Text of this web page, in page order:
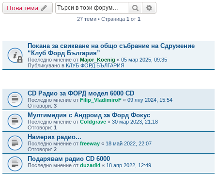
Нова тема Търсене
27 теми • Страница 1 от 1
Покана за свикване на общо събрание на Сдружение
“Клуб Форд България”
Последно мнение от Major_Koenig « 05 мар 2025, 09:35
Публикувано в КЛУБ ФОРД БЪЛГАРИЯ
CD Радио за ФОРД модел 6000 CD
Последно мнение от Filip_VladimiroF « 09 яну 2024, 15:54
Отговори: 3
Мултимедия с Андроид за Форд Фокус
Последно мнение от Coldgrave « 30 мар 2023, 21:18
Отговори: 1
Намерих радио...
Последно мнение от freeway « 18 май 2022, 22:07
Отговори: 2
Подарявам радио CD 6000
Последно мнение от duzar84 « 18 апр 2022, 12:49